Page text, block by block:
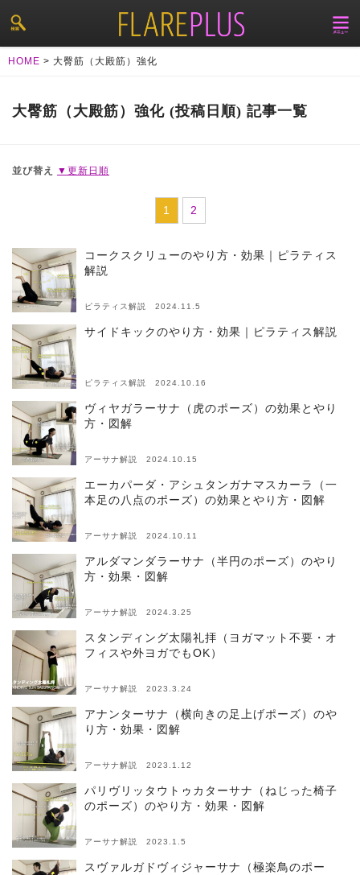
HOME > 大臀筋（大殿筋）強化
大臀筋（大殿筋）強化 (投稿日順) 記事一覧
並び替え ▼更新日順
1 2
コークスクリューのやり方・効果｜ピラティス
解説
ピラティス解説 2024.11.5
サイドキックのやり方・効果｜ピラティス解説
ピラティス解説 2024.10.16
ヴィヤガラーサナ（虎のポーズ）の効果とやり
方・図解
アーサナ解説 2024.10.15
エーカパーダ・アシュタンガナマスカーラ（一
本足の八点のポーズ）の効果とやり方・図解
アーサナ解説 2024.10.11
アルダマンダラーサナ（半円のポーズ）のやり
方・効果・図解
アーサナ解説 2024.3.25
スタンディング太陽礼拝（ヨガマット不要・オ
フィスや外ヨガでもOK）
アーサナ解説 2023.3.24
アナンターサナ（横向きの足上げポーズ）のや
り方・効果・図解
アーサナ解説 2023.1.12
パリヴリッタウトゥカターサナ（ねじった椅子
のポーズ）のやり方・効果・図解
アーサナ解説 2023.1.5
スヴァルガドヴィジャーサナ（極楽鳥のポー